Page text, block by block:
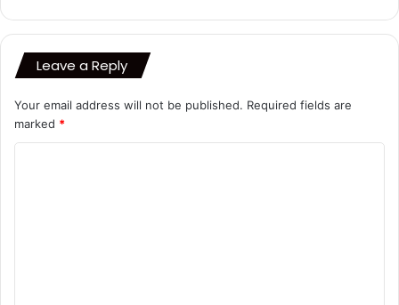
Leave a Reply
Your email address will not be published. Required fields are
marked *